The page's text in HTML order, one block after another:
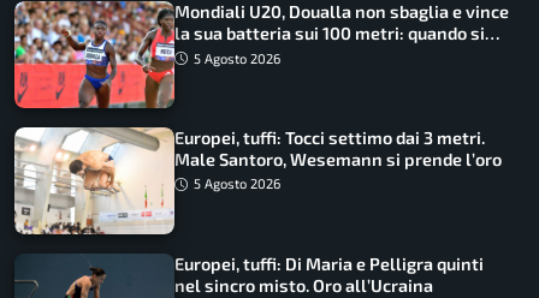
Mondiali U20, Doualla non sbaglia e vince
la sua batteria sui 100 metri: quando si
disputano le finali
5 Agosto 2026
Europei, tuffi: Tocci settimo dai 3 metri.
Male Santoro, Wesemann si prende l’oro
5 Agosto 2026
Europei, tuffi: Di Maria e Pelligra quinti
nel sincro misto. Oro all’Ucraina